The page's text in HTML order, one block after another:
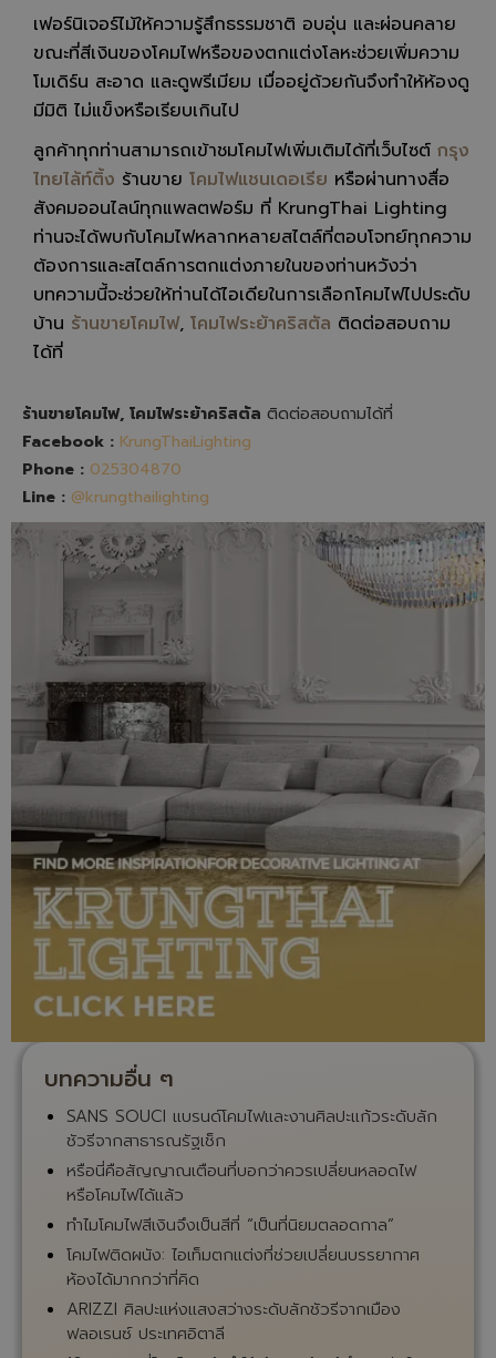
เฟอร์นิเจอร์ไม้ให้ความรู้สึกธรรมชาติ อบอุ่น และผ่อนคลาย
ขณะที่สีเงินของโคมไฟหรือของตกแต่งโลหะช่วยเพิ่มความ
โมเดิร์น สะอาด และดูพรีเมียม เมื่ออยู่ด้วยกันจึงทำให้ห้องดู
มีมิติ ไม่แข็งหรือเรียบเกินไป
ลูกค้าทุกท่านสามารถเข้าชมโคมไฟเพิ่มเติมได้ที่เว็บไซต์ กรุง
ไทยไล้ท์ติ้ง ร้านขาย โคมไฟแชนเดอเรีย หรือผ่านทางสื่อ
สังคมออนไลน์ทุกแพลตฟอร์ม ที่ KrungThai Lighting
ท่านจะได้พบกับโคมไฟหลากหลายสไตล์ที่ตอบโจทย์ทุกความ
ต้องการและสไตล์การตกแต่งภายในของท่านหวังว่า
บทความนี้จะช่วยให้ท่านได้ไอเดียในการเลือกโคมไฟไปประดับ
บ้าน ร้านขายโคมไฟ, โคมไฟระย้าคริสตัล ติดต่อสอบถาม
ได้ที่
ร้านขายโคมไฟ, โคมไฟระย้าคริสตัล ติดต่อสอบถามได้ที่
Facebook : KrungThaiLighting
Phone : 025304870
Line : @krungthailighting
บทความอื่น ๆ
SANS SOUCI แบรนด์โคมไฟและงานศิลปะแก้วระดับลัก
ชัวรีจากสาธารณรัฐเช็ก
หรือนี่คือสัญญาณเตือนที่บอกว่าควรเปลี่ยนหลอดไฟ
หรือโคมไฟได้แล้ว
ทำไมโคมไฟสีเงินจึงเป็นสีที่ “เป็นที่นิยมตลอดกาล”
โคมไฟติดผนัง: ไอเท็มตกแต่งที่ช่วยเปลี่ยนบรรยากาศ
ห้องได้มากกว่าที่คิด
ARIZZI ศิลปะแห่งแสงสว่างระดับลักชัวรีจากเมือง
ฟลอเรนซ์ ประเทศอิตาลี